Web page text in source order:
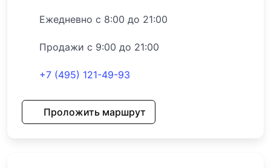
Ежедневно с 8:00 до 21:00
Продажи с 9:00 до 21:00
+7 (495) 121-49-93
Проложить маршрут